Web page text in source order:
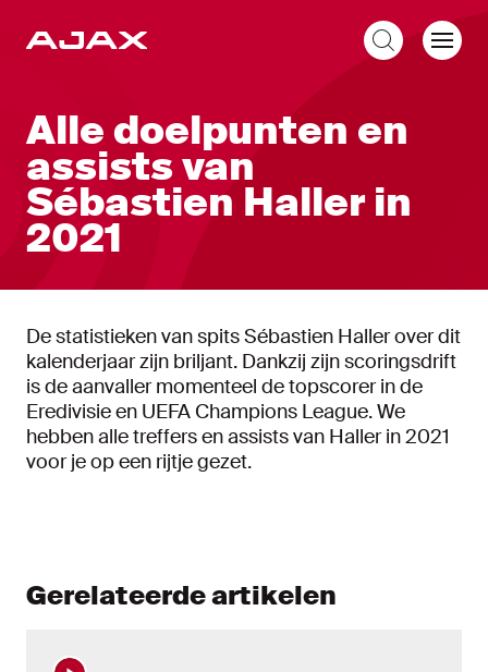
Alle doelpunten en
assists van
Sébastien Haller in
2021
De statistieken van spits Sébastien Haller over dit
kalenderjaar zijn briljant. Dankzij zijn scoringsdrift
is de aanvaller momenteel de topscorer in de
Eredivisie en UEFA Champions League. We
hebben alle treffers en assists van Haller in 2021
voor je op een rijtje gezet.
Gerelateerde artikelen